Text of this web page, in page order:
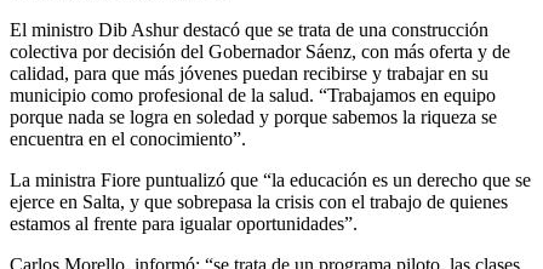
El ministro Dib Ashur destacó que se trata de una construcción
colectiva por decisión del Gobernador Sáenz, con más oferta y de
calidad, para que más jóvenes puedan recibirse y trabajar en su
municipio como profesional de la salud. “Trabajamos en equipo
porque nada se logra en soledad y porque sabemos la riqueza se
encuentra en el conocimiento”.
La ministra Fiore puntualizó que “la educación es un derecho que se
ejerce en Salta, y que sobrepasa la crisis con el trabajo de quienes
estamos al frente para igualar oportunidades”.
Carlos Morello, informó: “se trata de un programa piloto, las clases